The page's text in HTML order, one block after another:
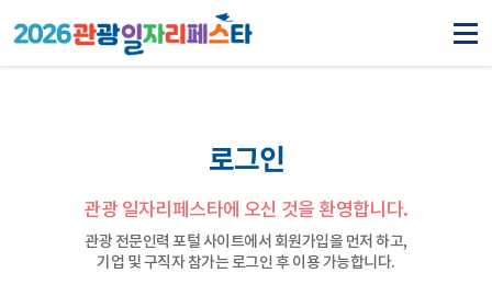
로그인
관광 일자리페스타에 오신 것을 환영합니다.
관광 전문인력 포털 사이트에서 회원가입을 먼저 하고,
기업 및 구직자 참가는 로그인 후 이용 가능합니다.